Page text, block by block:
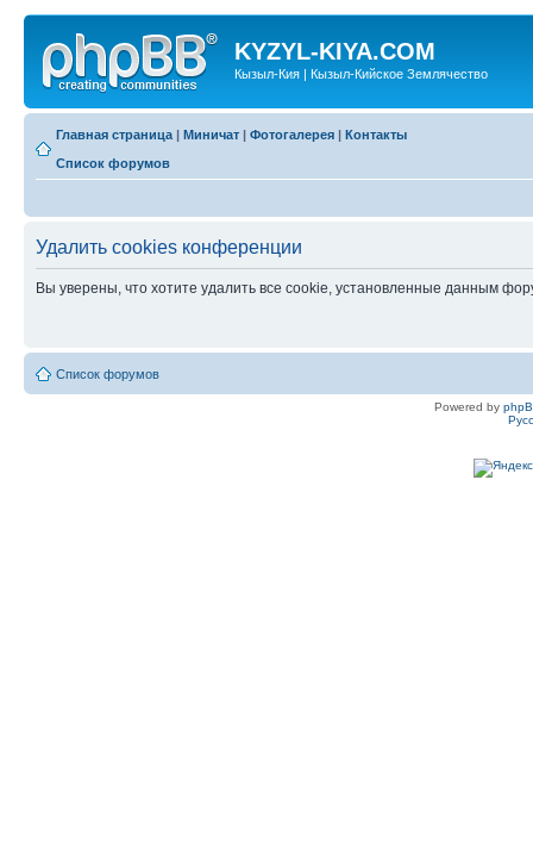
KYZYL-KIYA.COM
Кызыл-Кия | Кызыл-Кийское Землячество
Главная страница | Миничат | Фотогалерея | Контакты
Список форумов
Удалить cookies конференции
Вы уверены, что хотите удалить все cookie, установленные данным
Список форумов
Powered by